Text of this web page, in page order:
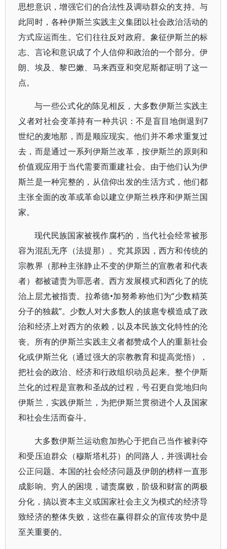
思想意识，增强它们的合法性及调动群众的支持。与
此同时，各种伊斯兰实践主义集团以社会政治活动的
方式应运而生。它们往往反对政府。象征伊斯兰的标
志、言论和意识成了个人信仰和政治的一个部分。伊
朗、埃及、黎巴嫩、马来西亚和突尼斯都证明了这一
点。
与一些公式化的陈见相反，大多数伊斯兰实践主
义者对社会变革持有一种共识：不是盲目地倒退到7
世纪的麦地那，而是顺应现实。他们并不希求重复过
去，而是通过一系列伊斯兰改革，按伊斯兰的原则和
价值观应用于当代需要而重建社会。由于他们认为伊
斯兰是一种完整的，从信仰出发的生活方式，他们都
主张全面的改革或革命以建立伊斯兰秩序和伊斯兰国
家。
现代民族国家被视作腐朽的，当代社会经常被形
容为混乱无序（法提那）。究其原因，西方和传统的
宗教界（那种主张静止不变的伊斯兰的宣教者和代表
者）都被谴责为罪恶者。西方发展模式和西化了的统
治上层尤被指责。拉希德•加努希称他们为“少数精英
分子的独裁”。少数人对大多数人的拔扈专横造成了政
治和经济上对西方的依赖，以及本民族文化特性的沦
丧。所有的伊斯兰实践主义者都赞成个人的重新社会
化或伊斯兰化（通过强大的宗教教育和提高觉悟），
把社会的政治、经济和行政组织动员起来。整个伊斯
兰化的过程是宣教和圣战的过程，号召更自觉地归向
伊斯兰，实践伊斯兰，为把伊斯兰贯彻进个人及国家
和社会生活而奋斗。
大多数伊斯兰运动愈加热心于把自己当作被剥夺
和受压迫群众（穆斯塔札芬）的同路人，并强调社会
公正问题。本国的社会经济问题及伊朗的榜样一直形
成影响。穷人的困境，谴责腐败，阶级和财富的两极
分化，搞以资本主义或国家社会主义为模式的经济导
致经济的整体失败，这些在赢得群众的宣传攻势中是
至关重要的。